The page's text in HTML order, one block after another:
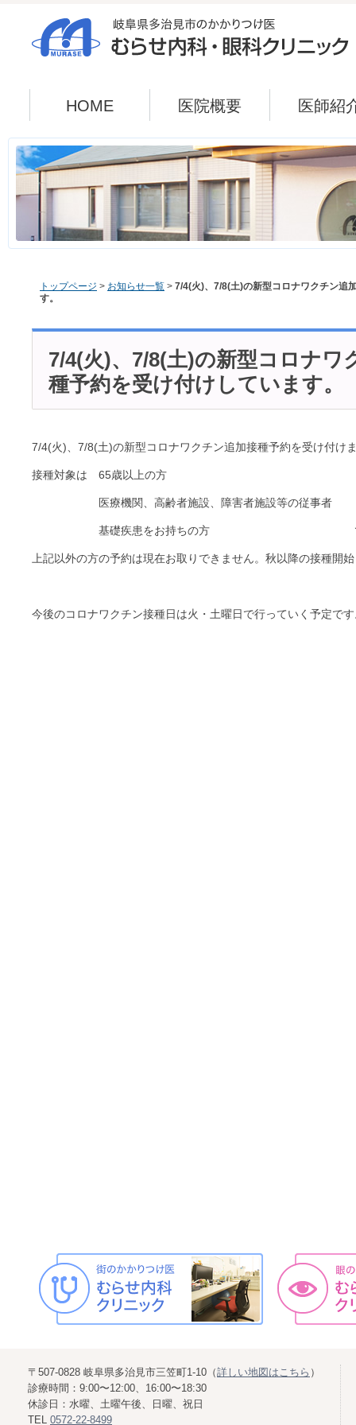
HOME 医院概要 医師紹
トップページ > お知らせ一覧 > 7/4(火)、7/8(土)の新型コロナワクチン追
す。
7/4(火)、7/8(土)の新型コロナワ
種予約を受け付けしています。
7/4(火)、7/8(土)の新型コロナワクチン追加接種予約を受け付け
接種対象は 65歳以上の方
医療機関、高齢者施設、障害者施設等の従事者
基礎疾患をお持ちの方 で
上記以外の方の予約は現在お取りできません。秋以降の接種開
今後のコロナワクチン接種日は火・土曜日で行っていく予定で
〒507-0828 岐阜県多治見市三笠町1-10（詳しい地図はこちら ）
診療時間：9:00〜12:00、16:00〜18:30
休診日：水曜、土曜午後、日曜、祝日
TEL 0572-22-8499